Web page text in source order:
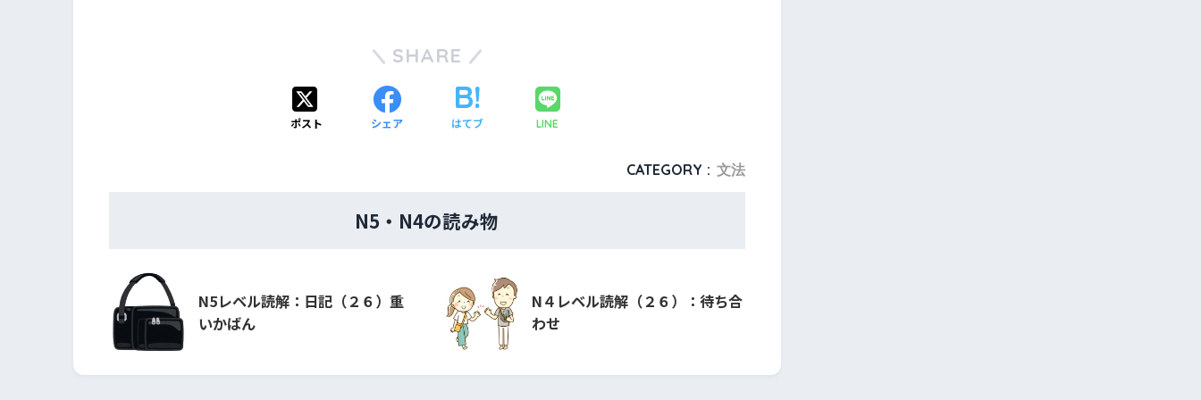
SHARE
ポスト シェア はてブ LINE
CATEGORY : 文法
N5・N4の読み物
N5レベル読解：日記（２６）重
いかばん
N４レベル読解（２６）：待ち合
わせ